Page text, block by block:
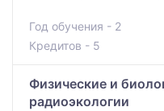
Год обучения - 2
Кредитов - 5
Физические и
радиоэкологии